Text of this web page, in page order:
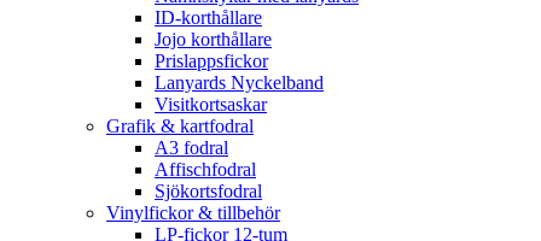
ID-korthållare
Jojo korthållare
Prislappsfickor
Lanyards Nyckelband
Visitkortsaskar
Grafik & kartfodral
A3 fodral
Affischfodral
Sjökortsfodral
Vinylfickor & tillbehör
LP-fickor 12-tum